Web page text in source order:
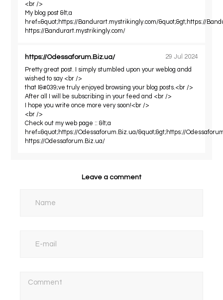
<br />
My blog post &lt;a
href=&quot;https://Bandurart.mystrikingly.com/&quot;&gt;https://
https://Bandurart.mystrikingly.com/
https://Odessaforum.Biz.ua/
29 Jul 2024
Pretty great post. I simply stumbled upon your weblog andd
wished to say <br />
that I&#039;ve truly enjoyed browsing your blog posts.<br />
After all I will be subscribing in your feed and <br />
I hope you write once more very soon!<br />
<br />
Check out my web page :: &lt;a
href=&quot;https://Odessaforum.Biz.ua/&quot;&gt;https://
https://Odessaforum.Biz.ua/
Leave a comment